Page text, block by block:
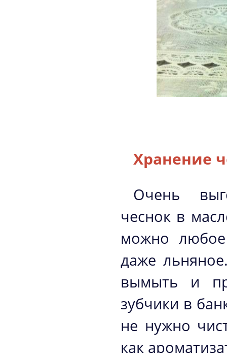
Хранение
Очень
чеснок в
можно
даже
вымыть и
зубчики в
не нужно
как